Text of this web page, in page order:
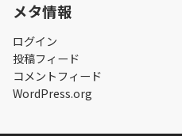
投
メタ情報
ログイン
投稿フィード
コメントフィード
WordPress.org